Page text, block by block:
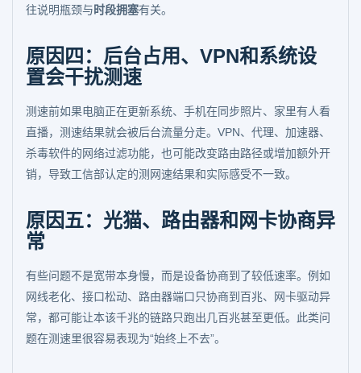
往说明瓶颈与时段拥塞有关。
原因四：后台占用、VPN和系统设
置会干扰测速
测速前如果电脑正在更新系统、手机在同步照片、家里有人看
直播，测速结果就会被后台流量分走。VPN、代理、加速器、
杀毒软件的网络过滤功能，也可能改变路由路径或增加额外开
销，导致工信部认定的测网速结果和实际感受不一致。
原因五：光猫、路由器和网卡协商异
常
有些问题不是宽带本身慢，而是设备协商到了较低速率。例如
网线老化、接口松动、路由器端口只协商到百兆、网卡驱动异
常，都可能让本该千兆的链路只跑出几百兆甚至更低。此类问
题在测速里很容易表现为“始终上不去”。